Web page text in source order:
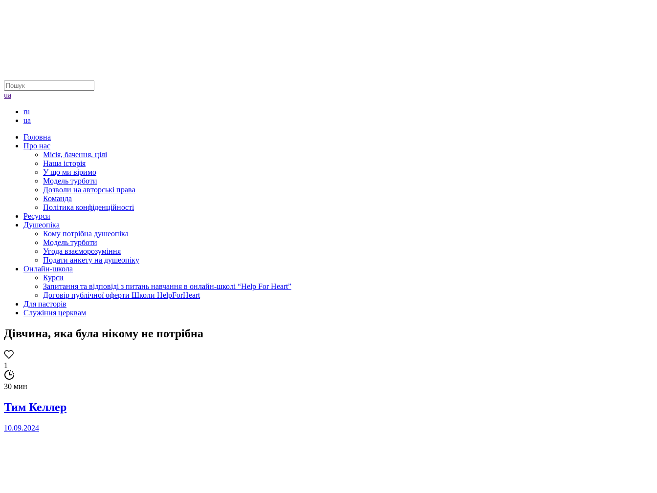
ua
ru
ua
Головна
Про нас
Місія, бачення, цілі
Наша історія
У що ми віримо
Модель турботи
Дозволи на авторські права
Команда
Політика конфіденційності
Ресурси
Душеопіка
Кому потрібна душеопіка
Модель турботи
Угода взаєморозуміння
Подати анкету на душеопіку
Онлайн-школа
Курси
Запитання та відповіді з питань навчання в онлайн-школі “Help For Heart”
Договір публічної оферти Школи HelpForHeart
Для пасторів
Служіння церквам
Дівчина, яка була нікому не потрібна
1
30 мин
Тим Келлер
10.09.2024